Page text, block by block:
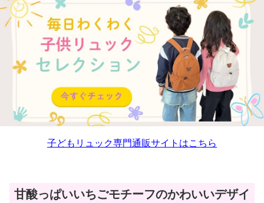
子どもリュック専門通販サイトはこちら
甘酸っぱいいちごモチーフのかわいいデザイ